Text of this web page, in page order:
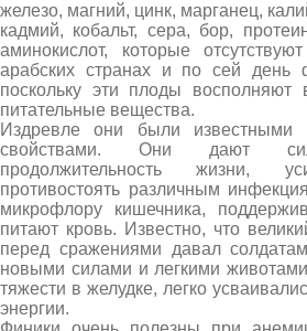
железо, магний, цинк, марганец,
кадмий, кобальт, сера, бор,
аминокислот, которые
арабских странах и по сей день
поскольку эти плоды
питательные вещества.
Издревле они были известными
свойствами. Они дают
продолжительность жизни,
противостоять различным
микрофлору кишечника,
питают кровь. Известно, что
перед сражениями давал
новыми силами и легкими
тяжести в желудке, легко
энергии.